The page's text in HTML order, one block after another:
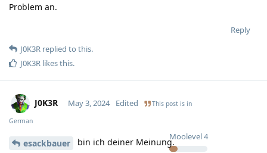
Problem an.
Reply
J0K3R replied to this.
J0K3R likes this.
J0K3R
Moolevel4
May 3, 2024 Edited This post is in
German
esackbauer
bin ich deiner Meinung.